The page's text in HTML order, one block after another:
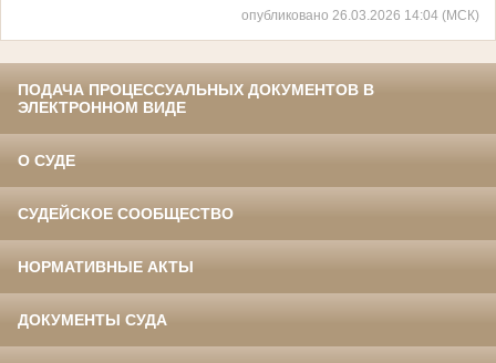
опубликовано 26.03.2026 14:04 (МСК)
ПОДАЧА ПРОЦЕССУАЛЬНЫХ ДОКУМЕНТОВ В
ЭЛЕКТРОННОМ ВИДЕ
О СУДЕ
СУДЕЙСКОЕ СООБЩЕСТВО
НОРМАТИВНЫЕ АКТЫ
ДОКУМЕНТЫ СУДА